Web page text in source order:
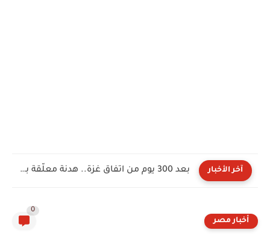
آخر الأخبار بعد 300 يوم من اتفاق غزة.. هدنة معلّقة بين واقع...
أخبار مصر
0